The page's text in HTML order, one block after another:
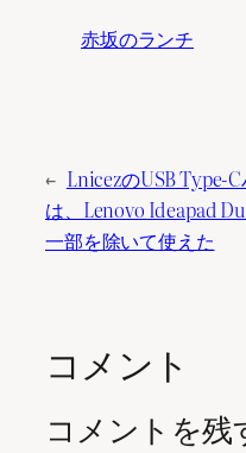
赤坂のランチ
← LnicezのUSB Type-
は、Lenovo Ideapad
一部を除いて使えた
コメント
コメントを残